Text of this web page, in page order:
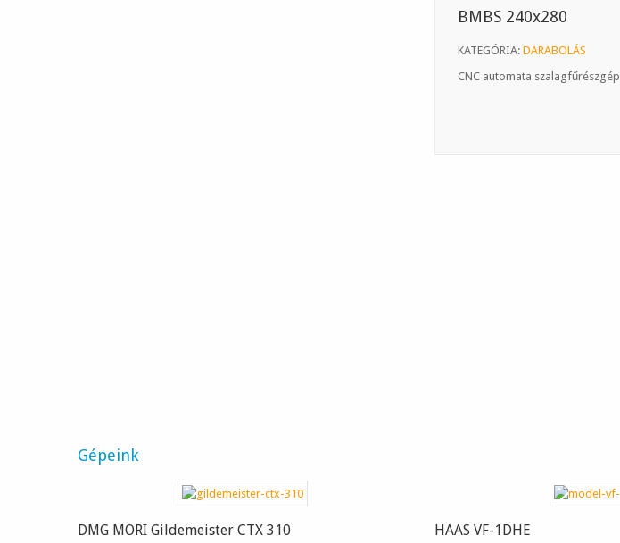
BMBS 240x280
KATEGÓRIA: DARABOLÁS
CNC automata szalagfűrészgép
Gépeink
DMG MORI Gildemeister CTX 310 HAAS VF-1DHE